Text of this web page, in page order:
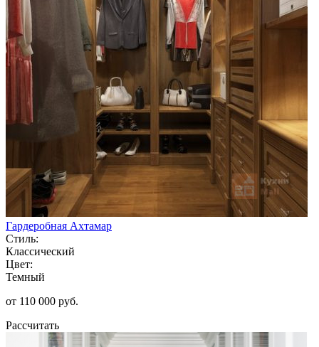
Гардеробная Ахтамар
Стиль:
Классический
Цвет:
Темный
от 110 000 руб.
Рассчитать